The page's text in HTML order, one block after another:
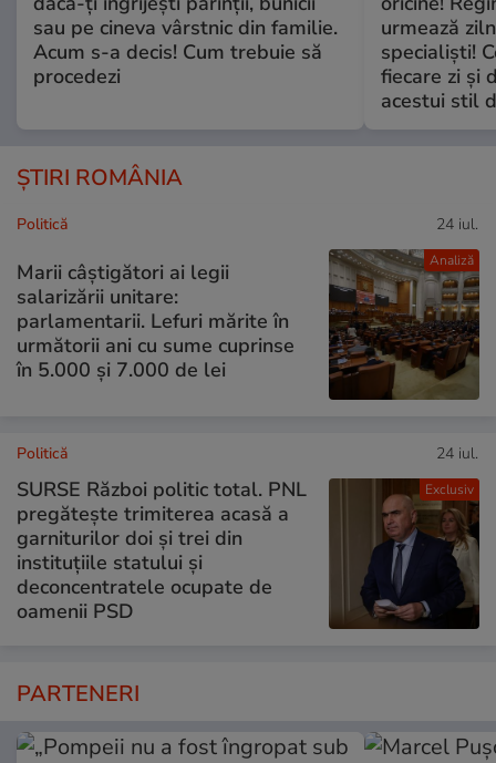
sau pe cineva vârstnic din familie.
Acum s-a decis! Cum trebuie să
procedezi
urmează
specialiști!
fiecare zi și
acestui stil
ȘTIRI ROMÂNIA
Analiză
Politică 24 iul.
Marii câștigători ai legii
salarizării unitare:
parlamentarii. Lefuri mărite în
următorii ani cu sume cuprinse
în 5.000 și 7.000 de lei
Exclusiv
Politică 24 iul.
SURSE Război politic total. PNL
pregătește trimiterea acasă a
garniturilor doi și trei din
instituțiile statului și
deconcentratele ocupate de
oamenii PSD
PARTENERI